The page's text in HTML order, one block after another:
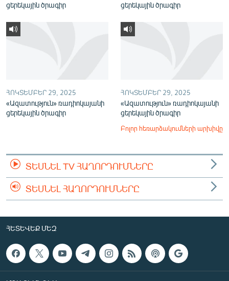
ցերեկային ծրագիր
ցերեկային ծրագիր
ՀՈԿՏԵՄԲԵՐ 29, 2025
«Ազատություն» ռադիոկայանի
ցերեկային ծրագիր
ՀՈԿՏԵՄԲԵՐ 29, 2025
«Ազատություն» ռադիոկայանի
ցերեկային ծրագիր
Բոլոր հեռարձակումների արխիվը
ՏԵՍՆԵԼ TV ՀԱՂՈՐԴՈՒՄՆԵՐԸ
ՏԵՍՆԵԼ ՀԱՂՈՐԴՈՒՄՆԵՐԸ
ՀԵՏԵՎԵՔ ՄԵԶ